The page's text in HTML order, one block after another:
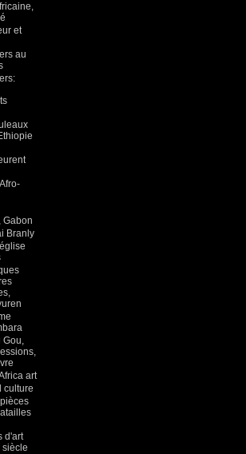
et
au
Gabon
Branly
Gou,
art
culture
d'art
siècle